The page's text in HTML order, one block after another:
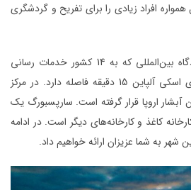
افراد زیادی را برای تفریح و گردشگری
مرکز شهر سارپسبورگ از فرودگاه بین‌المللی که به 14 کشور خدمات رسانی
می‌کند، همچنین از پیست‌های اسکی آلپاین 15 دقیقه فاصله دارد. در مرکز
اروپا قرار گرفته است. سارپسبورگ یک
کاغذ و کارخانه‌های دیگر است. در ادامه
به شما عزیزان ارائه خواهیم داد.